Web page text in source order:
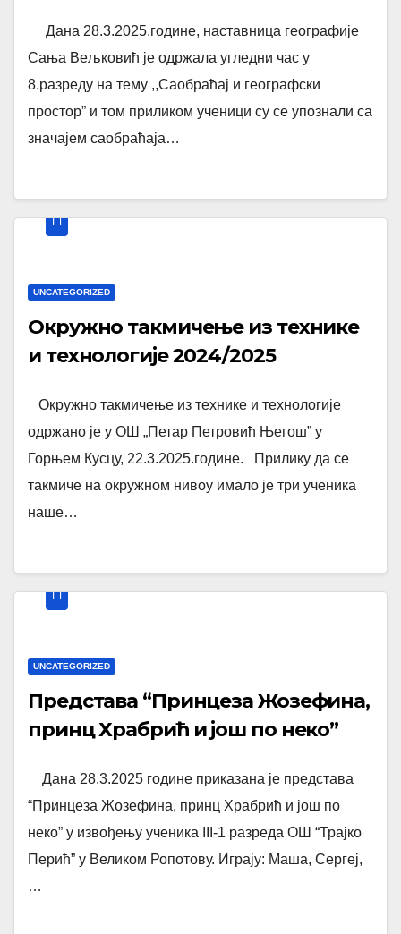
Дана 28.3.2025.године, наставница географије
Сања Вељковић је одржала угледни час у
8.разреду на тему ,,Саобраћај и географски
простор” и том приликом ученици су се упознали са
значајем саобраћаја…
UNCATEGORIZED
Окружно такмичење из технике
и технологије 2024/2025
Окружно такмичење из технике и технологије
одржано је у ОШ „Петар Петровић Његош” у
Горњем Кусцу, 22.3.2025.године. Прилику да се
такмиче на окружном нивоу имало је три ученика
наше…
UNCATEGORIZED
Представа “Принцеза Жозефина,
принц Храбрић и још по неко”
Дана 28.3.2025 године приказана је представа
“Принцеза Жозефина, принц Храбрић и још по
неко” у извођењу ученика III-1 разреда ОШ “Трајко
Перић” у Великом Ропотову. Играју: Маша, Сергеј,
…